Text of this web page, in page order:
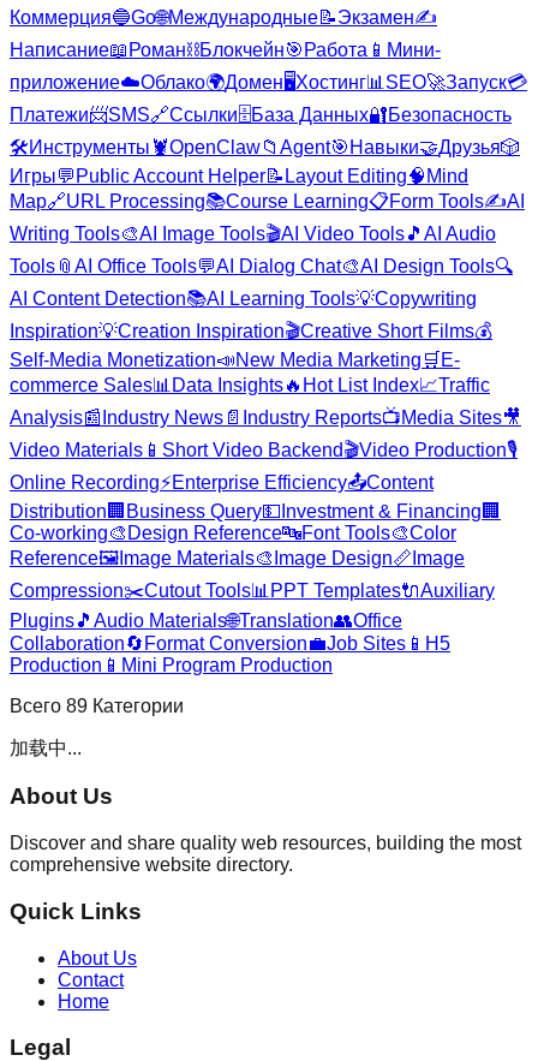
Коммерция🔵Go🌐Международные📝Экзамен✍️
Написание📖 Роман⛓️Блокчейн🎯 Работа 📱 Мини-
приложение☁️Облако🌍Домен🖥️Хостинг📊 SEO🚀Запуск💳
Платежи📨SMS🔗Ссылки🗄️База Данных🔐Безопасность
🛠️Инструменты 🦞OpenClaw📁 Agent🎯 Навыки🤝Друзья🎲
Игры💬 Public Account Helper📝 Layout Editing🧠 Mind
Map🔗URL Processing📚Course Learning📋Form Tools✍️AI
Writing Tools🎨AI Image Tools🎬AI Video Tools🎵 AI Audio
Tools 📎 AI Office Tools💬AI Dialog Chat🎨AI Design Tools🔍
AI Content Detection📚AI Learning Tools💡Copywriting
Inspiration💡Creation Inspiration🎬Creative Short Films💰
Self-Media Monetization📣New Media Marketing 🛒 E-
commerce Sales📊 Data Insights🔥 Hot List Index📈Traffic
Analysis📰 Industry News 📄 Industry Reports📺Media Sites🎥
Video Materials 📱 Short Video Backend🎬Video Production🎙️
Online Recording⚡Enterprise Efficiency📤Content
Distribution 🏢 Business Query💵 Investment & Financing 🏢
Co-working🎨 Design Reference🔤Font Tools🎨Color
Reference🖼️ Image Materials🎨 Image Design📏 Image
Compression✂️Cutout Tools📊 PPT Templates🔌Auxiliary
Plugins🎵 Audio Materials🌐Translation👥Office
Collaboration🔄 Format Conversion💼Job Sites 📱 H5
Production 📱 Mini Program Production
Всего 89 Категории
加载中...
About Us
Discover and share quality web resources, building the most
comprehensive website directory.
Quick Links
About Us
Contact
Home
Legal